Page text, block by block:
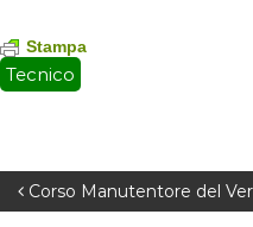
Stampa
Tecnico
N Corso Manutentore del